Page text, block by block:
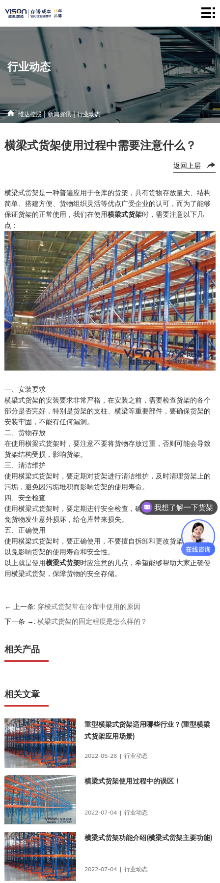
维
心
闻
资
讯
解
决
方
联
系
式
行业动态
维达控股|新闻资讯|行业动态
横梁式货架使用过程中需要注意什么？
返回上层
横梁式货架是一种普遍应用于仓库的货架，具有货物存放量大、结构
简单、搭建方便、货物组织灵活等优点广受企业的认可，而为了能够
保证货架的正常使用，我们在使用横梁式货架时，需要注意以下几
点：
一、安装要求
横梁式货架的安装要求非常严格，在安装之前，需要检查货架的各个
部分是否完好，特别是货架的支柱、横梁等重要部件，要确保货架的
安装牢固，不能有任何漏洞。
二、货物存放
在使用横梁式货架时，要注意不要将货物存放过重，否则可能会导致
货架结构受损，影响货架。
三、清洁维护
使用横梁式货架时，要定期对货架进行清洁维护，及时清理货架上的
污垢，避免因污垢堆积而影响货架的使用寿命。
四、安全检查
使用横梁式货架时，要定期进行安全检查，确保货架的安全性，以避
免货物发生意外损坏，给仓库带来损失。
五、正确使用
使用横梁式货架时，要正确使用，不要擅自拆卸和更改货架的结构，
以免影响货架的使用寿命和安全性。
以上就是使用横梁式货架时应注意的几点，希望能够帮助大家正确使
用横梁式货架，保障货物的安全存储。
← 上一条: 穿梭式货架常在冷库中使用的原因
下一条 →: 横梁式货架的固定程度是怎么样的？
相关产品
相关文章
重型横梁式货架适用哪些行业？(重型横梁
式货架应用场景)
2022-05-26 | 行业动态
横梁式货架使用过程中的误区！
2022-07-04 | 行业动态
横梁式货架功能介绍(横梁式货架主要功能)
2022-07-04 | 行业动态
我想了解一下货架